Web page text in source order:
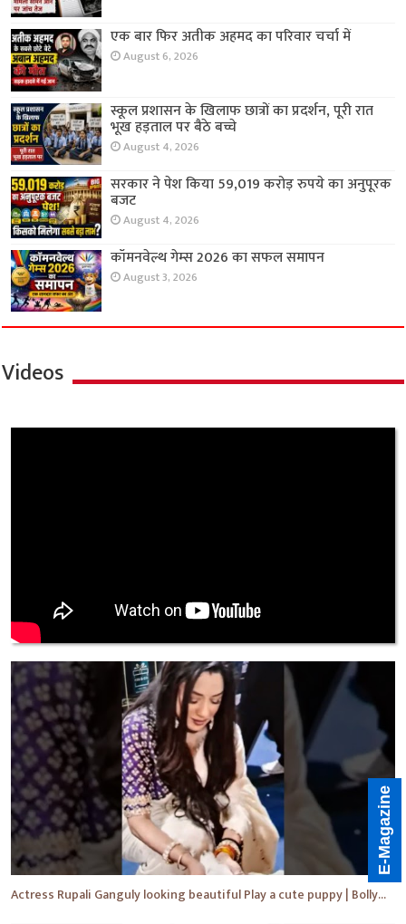
एक बार फिर अतीक अहमद का परिवार चर्चा में
August 6, 2026
स्कूल प्रशासन के खिलाफ छात्रों का प्रदर्शन, पूरी रात
भूख हड़ताल पर बैठे बच्चे
August 4, 2026
सरकार ने पेश किया 59,019 करोड़ रुपये का अनुपूरक
बजट
August 4, 2026
कॉमनवेल्थ गेम्स 2026 का सफल समापन
August 3, 2026
Videos
Actress Rupali Ganguly looking beautiful Play a cute puppy | Bollywood | Bollywood News #shorts #yt
E-Magazine